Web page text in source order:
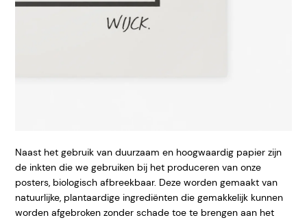
Naast het gebruik van duurzaam en hoogwaardig papier zijn
de inkten die we gebruiken bij het produceren van onze
posters, biologisch afbreekbaar. Deze worden gemaakt van
natuurlijke, plantaardige ingrediënten die gemakkelijk kunnen
worden afgebroken zonder schade toe te brengen aan het